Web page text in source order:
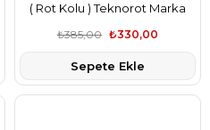
( Rot Kolu ) Teknorot Marka
2S6C3280KB
₺330,00
₺385,00
Sepete Ekle